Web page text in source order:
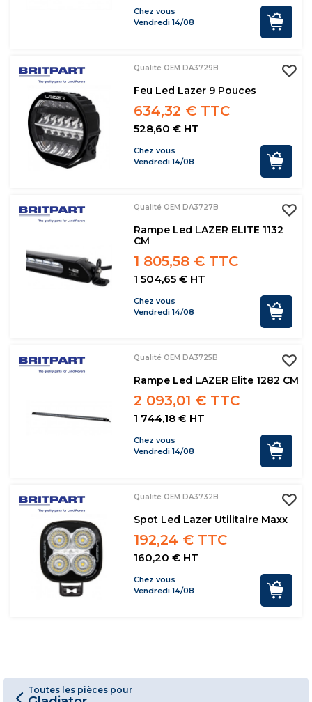
Chez vous
Vendredi 14/08
Qualité OEM DA3729B
Feu Led Lazer 9 Pouces
634,32 € TTC
528,60 € HT
Chez vous
Vendredi 14/08
Qualité OEM DA3727B
Rampe Led LAZER ELITE 1132
CM
1 805,58 € TTC
1 504,65 € HT
Chez vous
Vendredi 14/08
Qualité OEM DA3725B
Rampe Led LAZER Elite 1282 CM
2 093,01 € TTC
1 744,18 € HT
Chez vous
Vendredi 14/08
Qualité OEM DA3732B
Spot Led Lazer Utilitaire Maxx
192,24 € TTC
160,20 € HT
Chez vous
Vendredi 14/08
Toutes les pièces pour